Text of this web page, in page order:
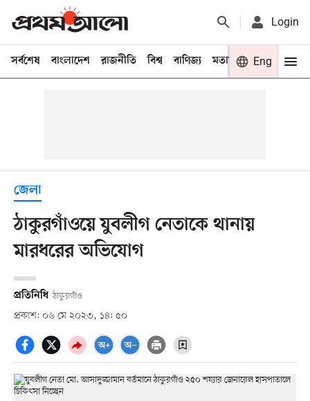
Login
সর্বশেষ বাংলাদেশ রাজনীতি বিশ্ব বাণিজ্য মতামত খেলা
Eng
জেলা
ঠাকুরগাঁওয়ে যুবলীগ নেতাকে থানায়
মারধরের অভিযোগ
প্রতিনিধি ঠাকুরগাঁও
প্রকাশ: ০৬ মে ২০২৩, ১৪: ৫০